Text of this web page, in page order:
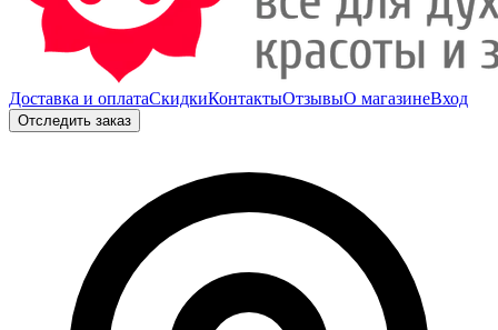
Доставка и оплатаСкидкиКонтактыОтзывыО магазинеВход
Отследить заказ